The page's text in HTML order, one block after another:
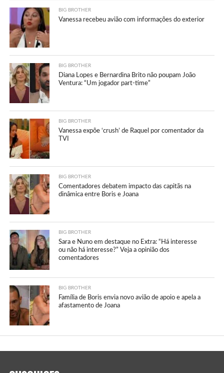
BIG BROTHER
Vanessa recebeu avião com informações do exterior
BIG BROTHER
Diana Lopes e Bernardina Brito não poupam João
Ventura: “Um jogador part-time”
BIG BROTHER
Vanessa expõe ‘crush’ de Raquel por comentador da
TVI
BIG BROTHER
Comentadores debatem impacto das capitãs na
dinâmica entre Boris e Joana
BIG BROTHER
Sara e Nuno em destaque no Extra: “Há interesse
ou não há interesse?” Veja a opinião dos
comentadores
BIG BROTHER
Família de Boris envia novo avião de apoio e apela a
afastamento de Joana